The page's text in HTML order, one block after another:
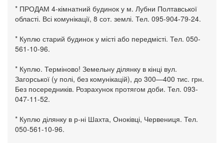
* ПРОДАМ 4-кімнатний будинок у м. Лубни Полтавської
області. Всі комунікації, 8 сот. землі. Тел. 095-904-79-24.
* Куплю старий будинок у місті або передмісті. Тел. 050-
561-10-96.
* Куплю. Терміново! Земельну ділянку в кінці вул.
Загорської (у полі, без комунікацій), до 300—400 тис. грн.
Без посередників. Розрахунок протягом доби. Тел. 093-
047-11-52.
* Куплю ділянку в р-ні Шахта, Оноківці, Червениця. Тел.
050-561-10-96.